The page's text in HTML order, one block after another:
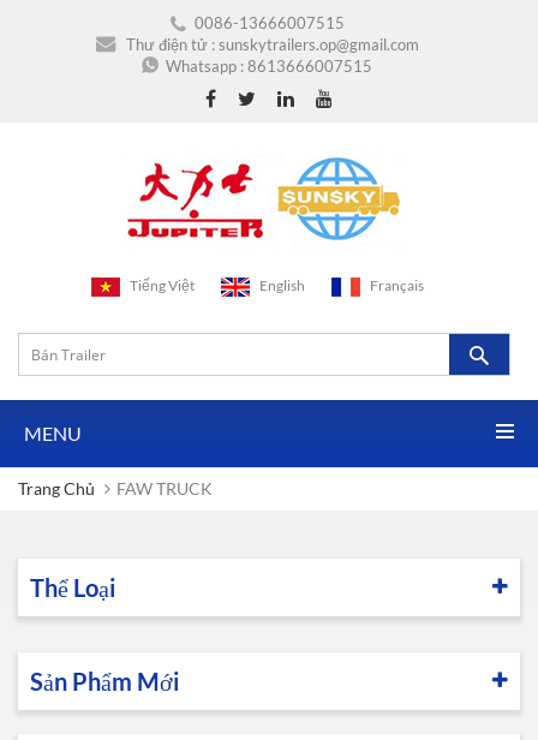
0086-13666007515
Thư điện tử :sunskytrailers.op@gmail.com
Whatsapp :8613666007515
Tiếng Việt English Français
MENU
Trang Chủ FAW TRUCK
Thể Loại
Sản Phẩm Mới